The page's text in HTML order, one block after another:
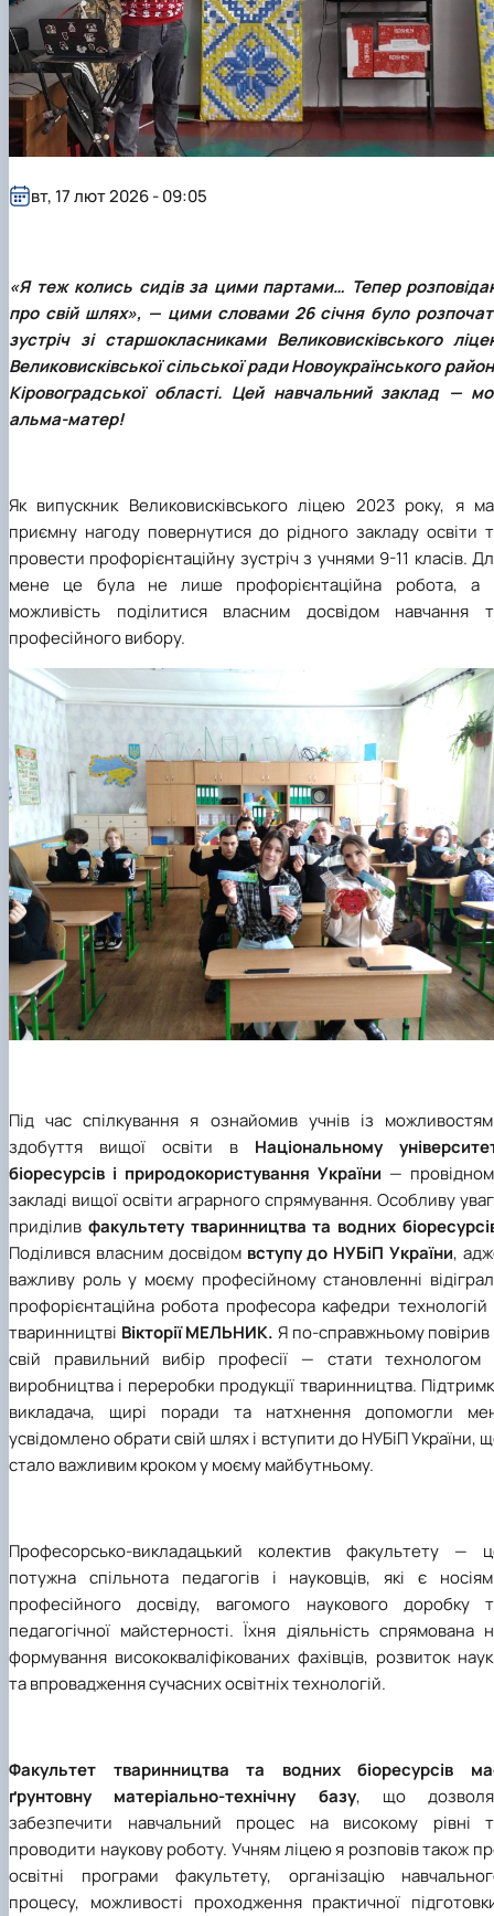
«Я теж колись сидів за цими партами… Тепер
про свій шлях», — цими словами 26 січня було
зустріч зі старшокласниками Великовисківського
Великовисківської сільської ради Новоукраїнського
Кіровоградської області. Цей навчальний заклад —
альма-матер!
Як випускник Великовисківського ліцею 2023 року, я
приємну нагоду повернутися до рідного закладу освіти
провести профорієнтаційну зустріч з учнями 9-11 класів.
мене це була не лише профорієнтаційна робота, а
можливість поділитися власним досвідом навчання
професійного вибору.
Під час спілкування я ознайомив учнів із
здобуття вищої освіти в Національному
біоресурсів і природокористування України —
закладі вищої освіти аграрного спрямування. Особливу
приділив факультету тваринництва та водних
Поділився власним досвідом вступу до НУБіП України,
важливу роль у моєму професійному становленні
профорієнтаційна робота професора кафедри технологій
тваринництві Вікторії МЕЛЬНИК. Я по-справжньому повірив
свій правильний вибір професії — стати технологом
виробництва і переробки продукції тваринництва.
викладача, щирі поради та натхнення допомогли
усвідомлено обрати свій шлях і вступити до НУБіП України,
стало важливим кроком у моєму майбутньому.
Професорсько-викладацький колектив факультету —
потужна спільнота педагогів і науковців, які є
професійного досвіду, вагомого наукового доробку
педагогічної майстерності. Їхня діяльність спрямована
формування висококваліфікованих фахівців, розвиток
та впровадження сучасних освітніх технологій.
Факультет тваринництва та водних біоресурсів
ґрунтовну матеріально-технічну базу, що
забезпечити навчальний процес на високому рівні
проводити наукову роботу. Учням ліцею я розповів також
освітні програми факультету, організацію
процесу, можливості проходження практичної
вт, 17 лют 2026 - 09:05